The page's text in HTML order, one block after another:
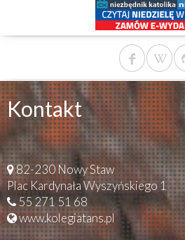
Kontakt
82-230 Nowy Staw
Plac Kardynała Wyszyńskiego 1
55 271 51 68
www.kolegiatans.pl